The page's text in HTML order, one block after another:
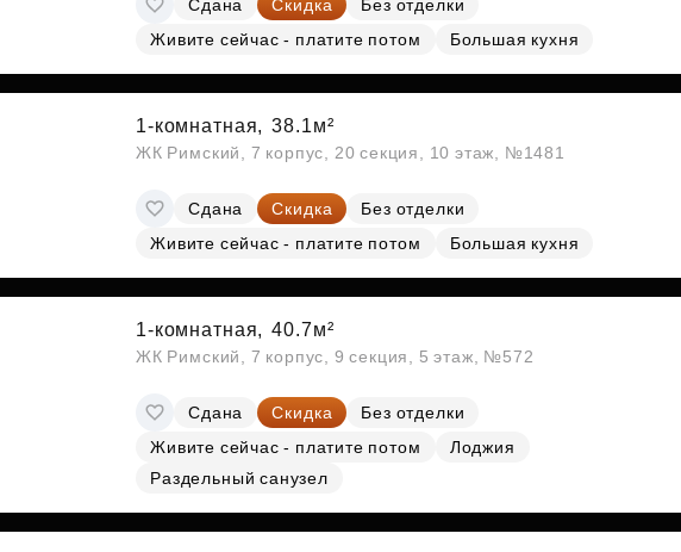
Субсидии
Сдана Скидка
Без отделки
Живите сейчас - платите потом
Большая кухня
1-комнатная, 38.1м²
ЖК Римский, 7 корпус, 20 секция, 10 этаж, №1481
Сдана Скидка
Без отделки
Живите сейчас - платите потом
Большая кухня
1-комнатная, 40.7м²
ЖК Римский, 7 корпус, 9 секция, 5 этаж, №572
Сдана Скидка
Без отделки
Живите сейчас - платите потом
Лоджия
Раздельный санузел